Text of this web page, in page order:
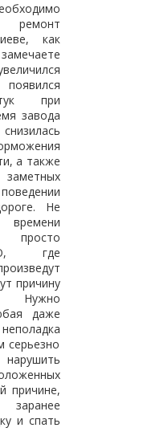
как
при
завода
а также
Не
просто
где
причину
Нужно
даже
серьезно
нарушить
причине,
и спать